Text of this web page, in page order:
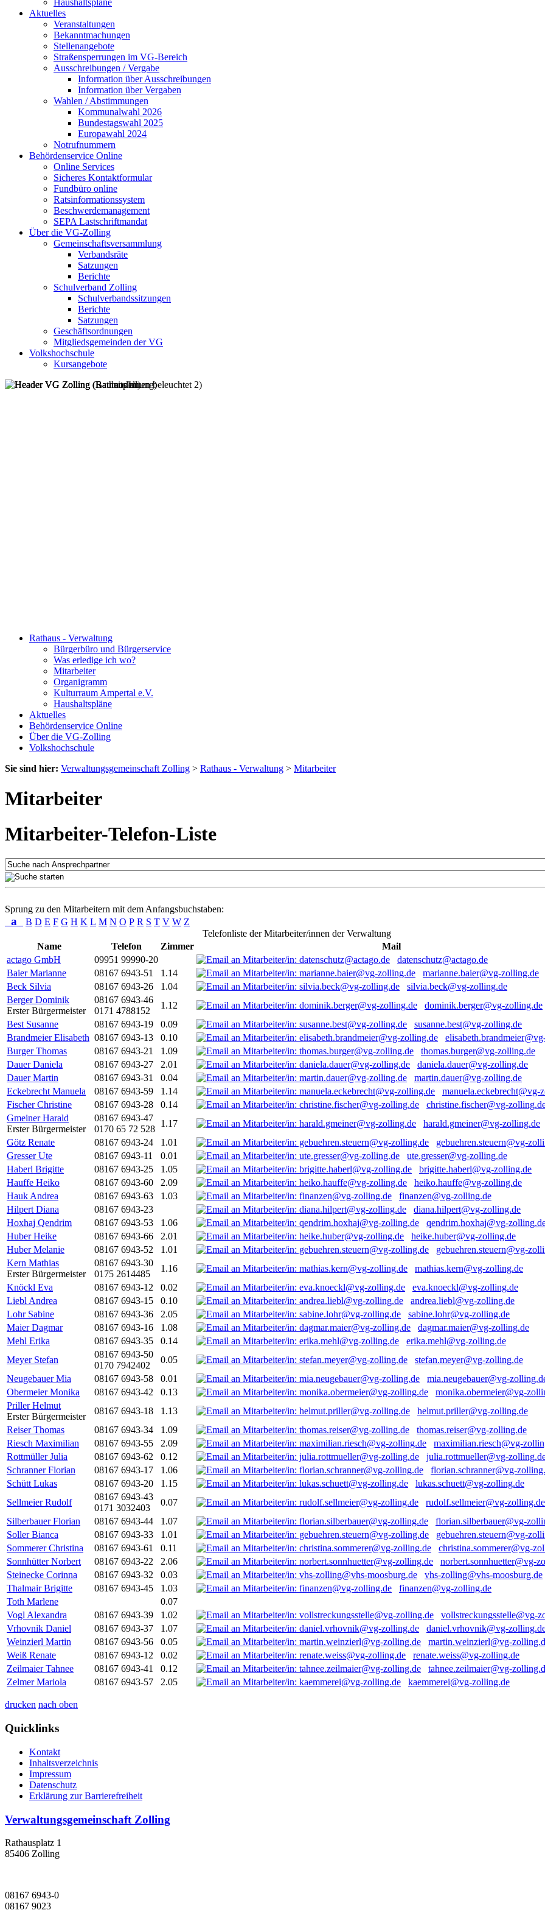
Haushaltspläne
Aktuelles
Veranstaltungen
Bekanntmachungen
Stellenangebote
Straßensperrungen im VG-Bereich
Ausschreibungen / Vergabe
Information über Ausschreibungen
Information über Vergaben
Wahlen / Abstimmungen
Kommunalwahl 2026
Bundestagswahl 2025
Europawahl 2024
Notrufnummern
Behördenservice Online
Online Services
Sicheres Kontaktformular
Fundbüro online
Ratsinformationssystem
Beschwerdemanagement
SEPA Lastschriftmandat
Über die VG-Zolling
Gemeinschaftsversammlung
Verbandsräte
Satzungen
Berichte
Schulverband Zolling
Schulverbandssitzungen
Berichte
Satzungen
Geschäftsordnungen
Mitgliedsgemeinden der VG
Volkshochschule
Kursangebote
Rathaus - Verwaltung
Bürgerbüro und Bürgerservice
Was erledige ich wo?
Mitarbeiter
Organigramm
Kulturraum Ampertal e.V.
Haushaltspläne
Aktuelles
Behördenservice Online
Über die VG-Zolling
Volkshochschule
Sie sind hier: Verwaltungsgemeinschaft Zolling > Rathaus - Verwaltung > Mitarbeiter
Mitarbeiter
Mitarbeiter-Telefon-Liste
Sprung zu den Mitarbeitern mit dem Anfangsbuchstaben:
a B D E F G H K L M N O P R S T V W Z
Telefonliste der Mitarbeiter/innen der Verwaltung
Name
Telefon Zimmer
Mail
actago GmbH
09951 99990-20
datenschutz@actago.de
Baier Marianne
08167 6943-51 1.14
marianne.baier@vg-zolling.de
Beck Silvia
08167 6943-26 1.04
silvia.beck@vg-zolling.de
Berger Dominik
Erster Bürgermeister
08167 6943-46
0171 4788152
1.12
dominik.berger@vg-zolling.de
Best Susanne
08167 6943-19 0.09
susanne.best@vg-zolling.de
Brandmeier Elisabeth 08167 6943-13 0.10
Burger Thomas
08167 6943-21 1.09
thomas.burger@vg-zolling.de
Dauer Daniela
08167 6943-27 2.01
daniela.dauer@vg-zolling.de
Dauer Martin
08167 6943-31 0.04
martin.dauer@vg-zolling.de
Eckebrecht Manuela
08167 6943-59 1.14
manuela.eckebrecht@vg-
Fischer Christine
08167 6943-28 0.14
christine.fischer@vg-
Gmeiner Harald
Erster Bürgermeister
08167 6943-47
0170 65 72 528
1.17
harald.gmeiner@vg-zolling.de
Götz Renate
08167 6943-24 1.01
gebuehren.steuern@vg-
Gresser Ute
08167 6943-11 0.01
ute.gresser@vg-zolling.de
Haberl Brigitte
08167 6943-25 1.05
brigitte.haberl@vg-zolling.de
Hauffe Heiko
08167 6943-60 2.09
heiko.hauffe@vg-zolling.de
Hauk Andrea
08167 6943-63 1.03
finanzen@vg-zolling.de
Hilpert Diana
08167 6943-23
diana.hilpert@vg-zolling.de
Hoxhaj Qendrim
08167 6943-53 1.06
qendrim.hoxhaj@vg-
Huber Heike
08167 6943-66 2.01
heike.huber@vg-zolling.de
Huber Melanie
08167 6943-52 1.01
gebuehren.steuern@vg-
Kern Mathias
Erster Bürgermeister
08167 6943-30
0175 2614485
1.16
mathias.kern@vg-zolling.de
Knöckl Eva
08167 6943-12 0.02
eva.knoeckl@vg-zolling.de
Liebl Andrea
08167 6943-15 0.10
andrea.liebl@vg-zolling.de
Lohr Sabine
08167 6943-36 2.05
sabine.lohr@vg-zolling.de
Maier Dagmar
08167 6943-16 1.08
dagmar.maier@vg-zolling.de
Mehl Erika
08167 6943-35 0.14
erika.mehl@vg-zolling.de
Meyer Stefan
08167 6943-50
0170 7942402
0.05
stefan.meyer@vg-zolling.de
Neugebauer Mia
08167 6943-58 0.01
mia.neugebauer@vg-
Obermeier Monika
08167 6943-42 0.13
monika.obermeier@vg-
Priller Helmut
Erster Bürgermeister
08167 6943-18 1.13
helmut.priller@vg-zolling.de
Reiser Thomas
08167 6943-34 1.09
thomas.reiser@vg-zolling.de
Riesch Maximilian
08167 6943-55 2.09
maximilian.riesch@vg-
Rottmüller Julia
08167 6943-62 0.12
julia.rottmueller@vg-
Schranner Florian
08167 6943-17 1.06
florian.schranner@vg-
Schütt Lukas
08167 6943-20 1.15
lukas.schuett@vg-zolling.de
Sellmeier Rudolf
08167 6943-43
0171 3032403
0.07
rudolf.sellmeier@vg-zolling.de
Silberbauer Florian
08167 6943-44 1.07
florian.silberbauer@vg-
Soller Bianca
08167 6943-33 1.01
gebuehren.steuern@vg-
Sommerer Christina
08167 6943-61 0.11
christina.sommerer@vg-
Sonnhütter Norbert
08167 6943-22 2.06
norbert.sonnhuetter@vg-
Steinecke Corinna
08167 6943-32 0.03
vhs-zolling@vhs-moosburg.de
Thalmair Brigitte
08167 6943-45 1.03
finanzen@vg-zolling.de
Toth Marlene
0.07
Vogl Alexandra
08167 6943-39 1.02
vollstreckungsstelle@vg-
Vrhovnik Daniel
08167 6943-37 1.07
daniel.vrhovnik@vg-
Weinzierl Martin
08167 6943-56 0.05
martin.weinzierl@vg-
Weiß Renate
08167 6943-12 0.02
renate.weiss@vg-zolling.de
Zeilmaier Tahnee
08167 6943-41 0.12
tahnee.zeilmaier@vg-
Zelmer Mariola
08167 6943-57 2.05 kaemmerei@vg-zolling.de
drucken nach oben
Quicklinks
Kontakt
Inhaltsverzeichnis
Impressum
Datenschutz
Erklärung zur Barrierefreiheit
Verwaltungsgemeinschaft Zolling
Rathausplatz 1
85406 Zolling
08167 6943-0
08167 9023